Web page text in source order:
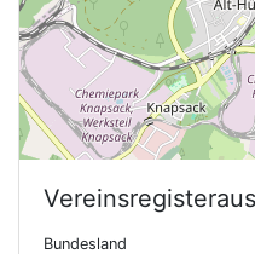
Bundesland